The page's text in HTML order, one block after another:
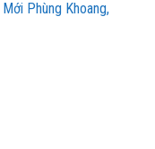
Phùng Khoang,